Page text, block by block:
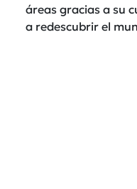
áreas gracias a su
a redescubrir el